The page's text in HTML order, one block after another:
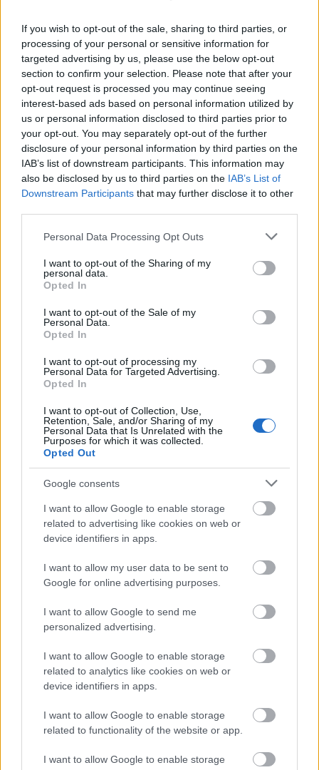
If you wish to opt-out of the sale, sharing to third parties, or
processing of your personal or sensitive information for
targeted advertising by us, please use the below opt-out
section to confirm your selection. Please note that after your
opt-out request is processed you may continue seeing
interest-based ads based on personal information utilized by
us or personal information disclosed to third parties prior to
your opt-out. You may separately opt-out of the further
disclosure of your personal information by third parties on the
IAB’s list of downstream participants. This information may
also be disclosed by us to third parties on the IAB’s List of
Downstream Participants that may further disclose it to other
Please note that this website/app uses one or more Google
not limited to your visit or usage behaviour. You may click to
grant or deny consent to Google and its third-party tags to
use your data for below specified purposes in below Google
consent section.
Personal Data Processing Opt Outs
I want to opt-out of the Sharing of my
personal data.
Opted In
I want to opt-out of the Sale of my
Personal Data.
Opted In
I want to opt-out of processing my
Personal Data for Targeted Advertising.
Opted In
I want to opt-out of Collection, Use,
Retention, Sale, and/or Sharing of my
Personal Data that Is Unrelated with the
Purposes for which it was collected.
Opted Out
Google consents
I want to allow Google to enable storage
related to advertising like cookies on web or
device identifiers in apps.
I want to allow my user data to be sent to
Google for online advertising purposes.
I want to allow Google to send me
personalized advertising.
I want to allow Google to enable storage
related to analytics like cookies on web or
device identifiers in apps.
I want to allow Google to enable storage
related to functionality of the website or app.
I want to allow Google to enable storage
munka mellett olyan közösségeket alakítsunk ki, ahol
dolgozhatunk együtt. Ez a kegyelmi állapot
Szombathelyen létrejött”– mondja.
Kritikusan nyilatkozik az eddig elért eredményekkel
kapcsolatban, ugyanis fő törekvését, hogy a
színházból találkozóhely legyen, eddig nem sikerült
elérnie.„Pedig azt szeretném, hogy a színház olyan
legyen, mint egy nagy nyitott klub, ahová bárki
bármikor betérhet, ahol találkozhatnak az emberek”
hangsúlyozza. Ugyanakkor hozzáteszi, nem olyan
idők járnak, amikor ez megvalósítható, mert„az
nyolcezer nézője van, ami a város lakosságának tíz
százaléka. Ezt szeretné feltornázni tizenöt
Kísértetek) már négy-ötezres nézőszámnál tart, és
Jordán fontosnak tartja, hogy nehezebb darabok is
„A közönség színházra nevelése tudatos stratégia
nálunk. Ha valaki nem hallgatott soha komolyzenét,
annak egy Ligeti vagy egy Kurtág nem biztos, hogy
tetszik. De Mozart talán igen, és attól el lehet jutni a
kortársakig”– mondja.
Jordán Tamás
A politikával kapcsolatban azt vallja, nem érdekli
és szót is értek. Emiatt naivnak tartanak mindkét
oldalon. Esetleg árulónak is”. Ugyanakkor azt vallja,
„nem lehet
úgy Molière-t vagy Brechtet játszani, hogy az ne